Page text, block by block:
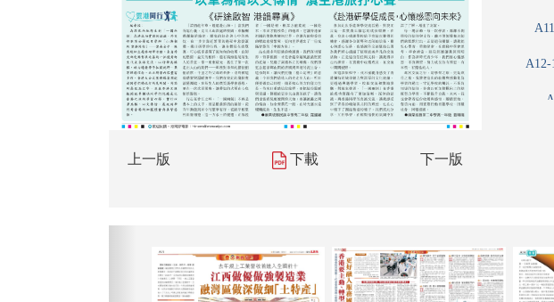
上一版 下載 下一版
A12-